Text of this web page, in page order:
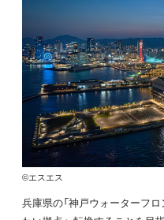
©エスエス
兵庫県の「神戸ウォーターフ